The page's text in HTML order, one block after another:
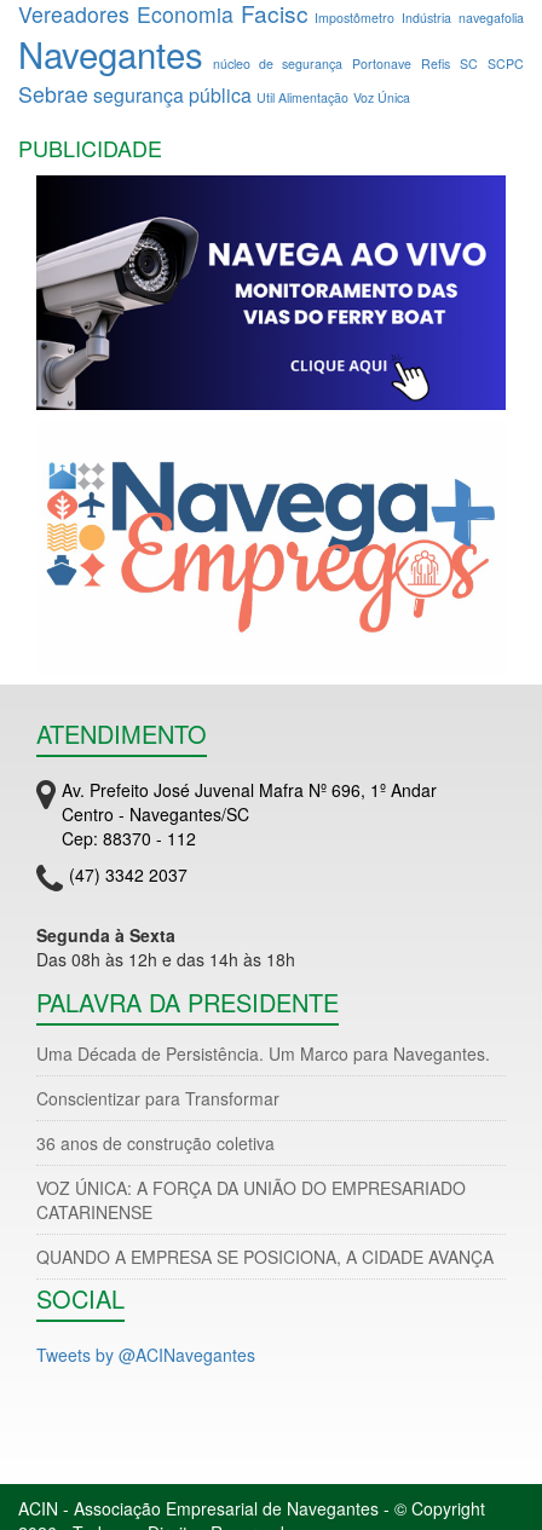
Vereadores Economia Facisc Impostômetro Indústria navegafolia
Navegantes núcleo de segurança Portonave Refis SC SCPC
Sebrae segurança pública Util Alimentação Voz Única
PUBLICIDADE
ATENDIMENTO
Av. Prefeito José Juvenal Mafra Nº 696, 1º Andar
Centro - Navegantes/SC
Cep: 88370 - 112
(47) 3342 2037
Segunda à Sexta
Das 08h às 12h e das 14h às 18h
PALAVRA DA PRESIDENTE
Uma Década de Persistência. Um Marco para Navegantes.
Conscientizar para Transformar
36 anos de construção coletiva
VOZ ÚNICA: A FORÇA DA UNIÃO DO EMPRESARIADO
CATARINENSE
QUANDO A EMPRESA SE POSICIONA, A CIDADE AVANÇA
SOCIAL
Tweets by @ACINavegantes
ACIN - Associação Empresarial de Navegantes - © Copyright